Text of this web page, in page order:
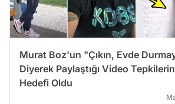
Murat Boz'un "Çıkın, Evde
Diyerek Paylaştığı Video Tepkilerin
Hedefi Oldu